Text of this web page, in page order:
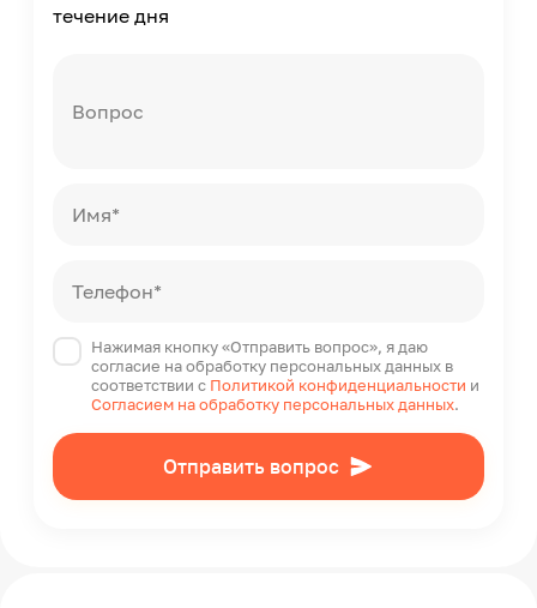
течение дня
Вопрос
Имя*
Телефон*
Нажимая кнопку «Отправить вопрос», я даю
согласие на обработку персональных данных в
соответствии с Политикой конфиденциальности и
Согласием на обработку персональных данных.
Отправить вопрос